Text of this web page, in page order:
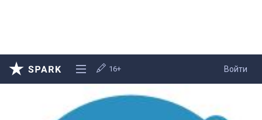
Войти
16+